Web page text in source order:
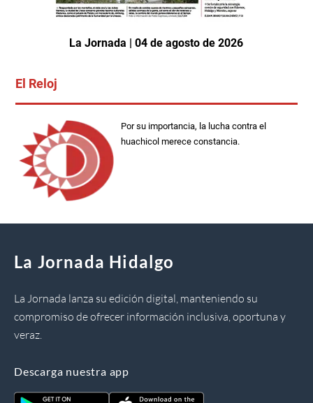
La Jornada | 04 de agosto de 2026
El Reloj
Por su importancia, la lucha contra el
huachicol merece constancia.
La Jornada Hidalgo
La Jornada lanza su edición digital, manteniendo su
compromiso de ofrecer información inclusiva, oportuna y
veraz.
Descarga nuestra app